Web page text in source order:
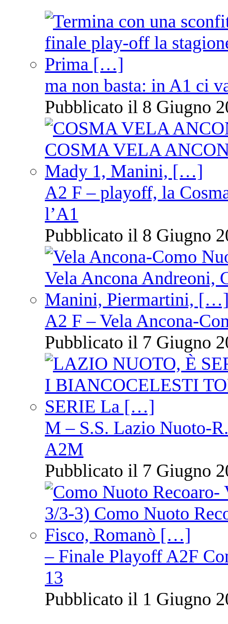
ma non basta: in A1 ci
Pubblicato il 8 Giugno
A2 F – playoff, la
l’A1
Pubblicato il 8 Giugno
A2 F – Vela Ancona-
Pubblicato il 7 Giugno
M – S.S. Lazio Nuoto-
A2M
Pubblicato il 7 Giugno
– Finale Playoff A2F
13
Pubblicato il 1 Giugno